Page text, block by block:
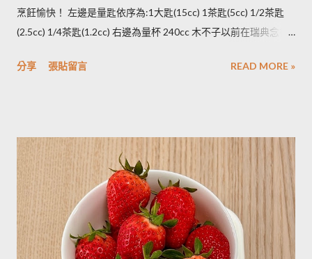
度不同，可依料理需求選擇；冷凍庫的幸福生活提案一書提到：
將馬鈴薯壓成泥，可以改善馬鈴薯解凍後水水軟軟的狀態。木不
被附近的馬鈴薯泥吸收。 2014/12/12補充from Patty： 1.新鮮現
落擺放三個月。...
烹飪愉快！ 左邊是量匙依序為:1大匙(15cc) 1茶匙(5cc) 1/2茶匙
(2.5cc) 1/4茶匙(1.2cc) 右邊為量杯 240cc 木不子以前在瑞典念書
用材料容量重量換算表 名稱 1 小匙 (1t) 1 大匙(1T) 1 杯(1cup)
3.9g --------- --------- 可可粉 2g 6g 80g 乾酵母 3.3g 10g --------- 吉
利丁粉 3.3g 10g 細鹽 4.3g 13g ---------- 細砂糖 4g 13g 170g 粗砂
糖 4g 13g 170g 糖粉 2g 6g 100g 蜂蜜 7g 22g 290g 沙拉油 4g
14g 190g 鮮奶油 5g 15g 200g 奶油 4.5g 14g 205g 酥油 4g 13g
180g 牛奶 6g 17g 210g 煉乳 6g 17.5g 240g 優格 5g 15g 210g 清
水 5g 15g 200g 可可粉 2g 6g 80g 即溶咖啡 2g 6g 70g 葡萄乾 ----
分享 張貼留言 READ MORE »